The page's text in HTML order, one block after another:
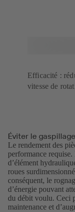
Efficacité :
vitesse de
Éviter le
Le rendement des
performance
d’élément
roues
conséquent, le
d’énergie pouvant
du débit voulu. Ceci
maintenance et